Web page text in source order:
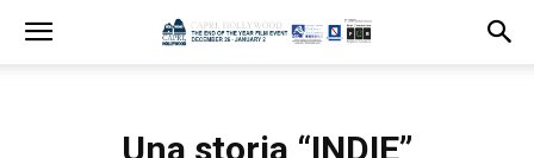
Una storia “INDIE”